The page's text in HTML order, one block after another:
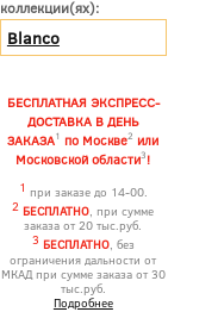
коллекции(ях):
Blanco
БЕСПЛАТНАЯ ЭКСПРЕСС-
ДОСТАВКА В ДЕНЬ
ЗАКАЗА1 по Москве2 или
Московской области3!
1 при заказе до 14-00.
2 БЕСПЛАТНО, при сумме
заказа от 20 тыс.руб.
3 БЕСПЛАТНО, без
ограничения дальности от
МКАД при сумме заказа от 30
тыс.руб.
Подробнее